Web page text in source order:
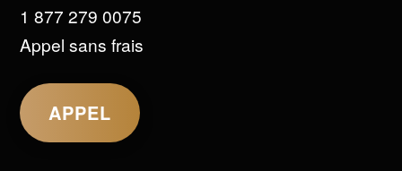
1 877 279 0075
Appel sans frais
APPEL